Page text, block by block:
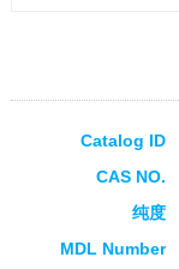
Catalog ID
CAS NO.
纯度
MDL Number